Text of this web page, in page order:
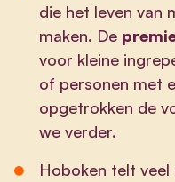
die het leven van
maken. De
voor kleine
of personen met
opgetrokken de
we verder.
Hoboken telt